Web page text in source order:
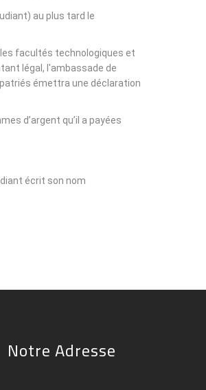
au plus tard le
facultés technologiques et
légal, l'ambassade de
émettra une déclaration
d’argent qu’il a payées.
écrit son nom
Notre Adresse